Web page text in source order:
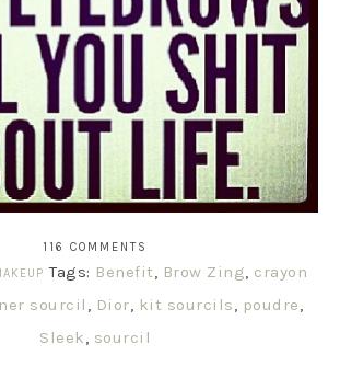
116 COMMENTS
Tags: Benefit, Brow Zing, crayon
sourcil , Dior, kit sourcils, poudre,
Sleek, sourcil